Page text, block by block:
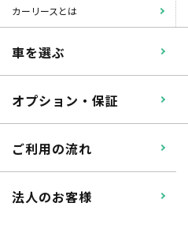
カーリースとは
車を選ぶ
オプション・保証
ご利用の流れ
法人のお客様